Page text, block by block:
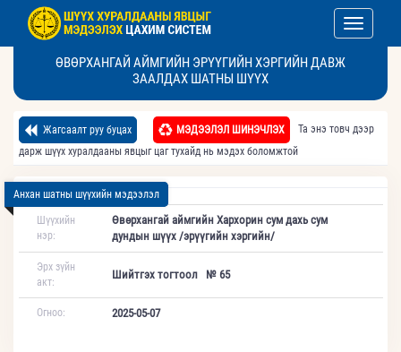
Toggle
ӨВӨРХАНГАЙ АЙМГИЙН ЭРҮҮГИЙН ХЭРГИЙН ДАВЖ
ЗААЛДАХ ШАТНЫ ШҮҮХ
Жагсаалт руу буцах МЭДЭЭЛЭЛ ШИНЭЧЛЭХ
Та энэ товч дээр
дарж шүүх хуралдааны явцыг цаг тухайд нь мэдэх боломжтой
Анхан шатны шүүхийн мэдээлэл
Шүүхийн
нэр:
Өвөрхангай аймгийн Хархорин сум дахь сум
дундын шүүх /эрүүгийн хэргийн/
Эрх зүйн
акт:
Шийтгэх тогтоол № 65
Огноо: 2025-05-07